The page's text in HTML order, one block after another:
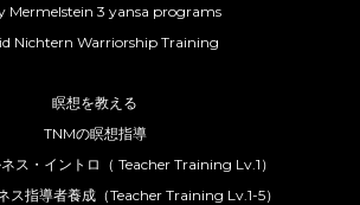
Mermelstein 3 yansa programs
Nichtern Warriorship Training
瞑想を教える
TNMの瞑想指導
ス・イントロ（ Teacher Training Lv.1）
ス指導者養成（Teacher Training Lv.1-5）